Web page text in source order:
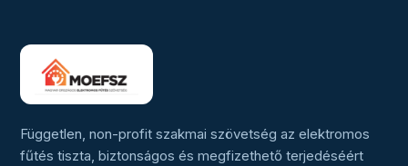
Független, non-profit szakmai szövetség az elektromos
fűtés tiszta, biztonságos és megfizethető terjedéséért